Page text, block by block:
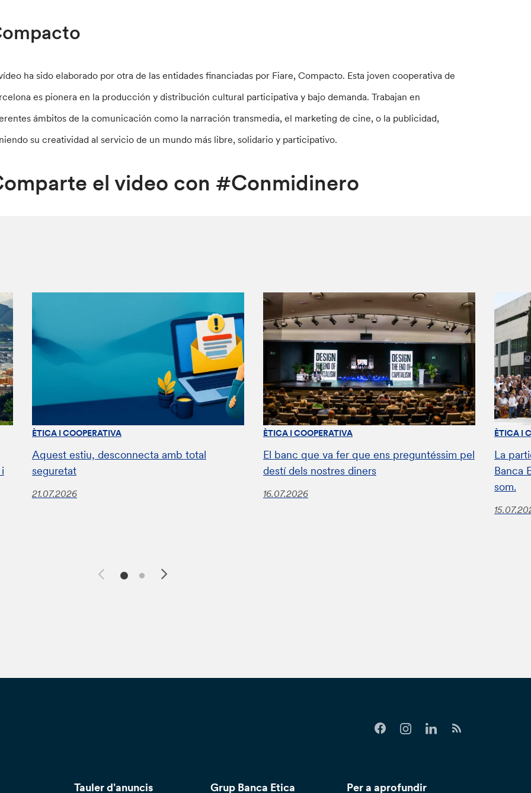
ha sido elaborado por otra de las entidades financiadas por Fiare, Compacto. Esta joven cooperativa de
es pionera en la producción y distribución cultural participativa y bajo demanda. Trabajan en
ámbitos de la comunicación como la narración transmedia, el marketing de cine, o la publicidad,
su creatividad al servicio de un mundo más libre, solidario y participativo.
el video con #Conmidinero
ÈTICA I COOPERATIVA
Aquest estiu, desconnecta amb total
seguretat
21.07.2026
ÈTICA I COOPERATIVA
El banc que va fer que ens preguntéssim pel
destí dels nostres diners
16.07.2026
ÈTICA I
La
Banca
som.
Tauler d'anuncis Grup Banca Etica Per a aprofundir